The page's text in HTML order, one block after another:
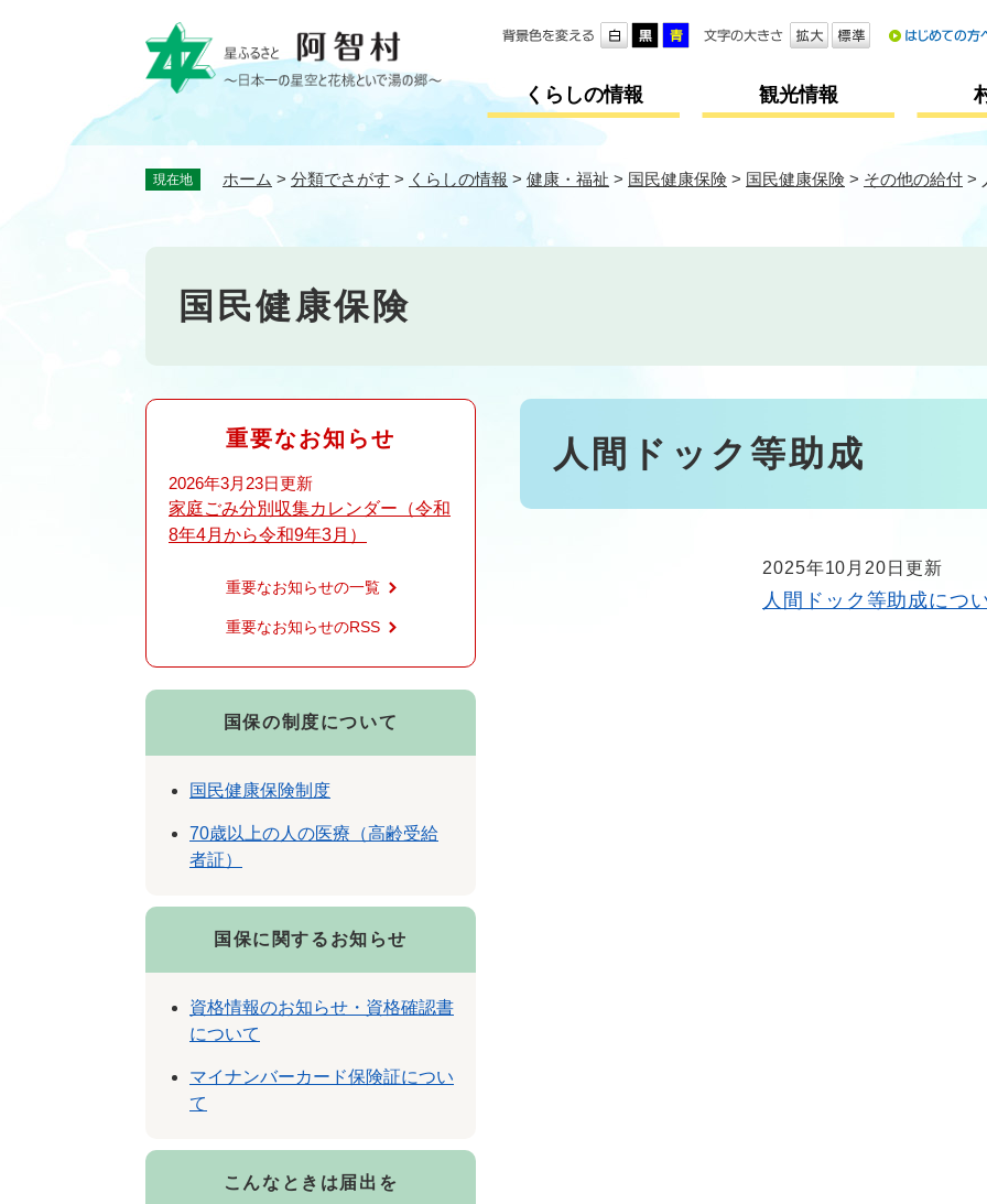
くらしの情報 観光情報
現在地 ホーム > 分類でさがす > くらしの情報 > 健康・福祉 > 国民健康保険 > 国民健康保険 > その他の給付 >
国民健康保険
人間ドック等助成
2025年10月20日更新
人間ドック等助成につ
重要なお知らせ
2026年3月23日更新
家庭ごみ分別収集カレンダー（令和
8年4月から令和9年3月）
重要なお知らせの一覧
重要なお知らせのRSS
国保の制度について
国民健康保険制度
70歳以上の人の医療（高齢受給
者証）
国保に関するお知らせ
資格情報のお知らせ・資格確認書
について
マイナンバーカード保険証につい
て
こんなときは届出を